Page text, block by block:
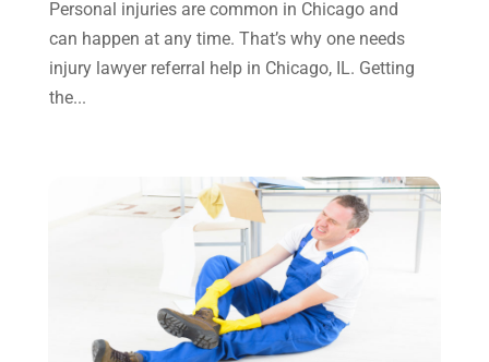
Truck Accident Lawyer(1)
Uncategorized(90)
December 2023(2)
November 2023(2)
October 2023(4)
September 2023
June 2023(2)
December 2022(2)
November 2022(2)
Personal injuries are common in Chicago and
can happen at any time. That’s why one needs
injury lawyer referral help in Chicago, IL. Getting
the...